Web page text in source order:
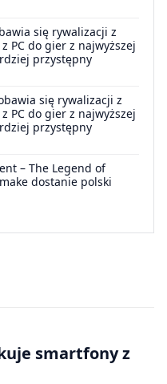
się rywalizacji z
PC do gier z najwyższej
przystępny
się rywalizacji z
PC do gier z najwyższej
przystępny
– The Legend of
dostanie polski
smartfony z